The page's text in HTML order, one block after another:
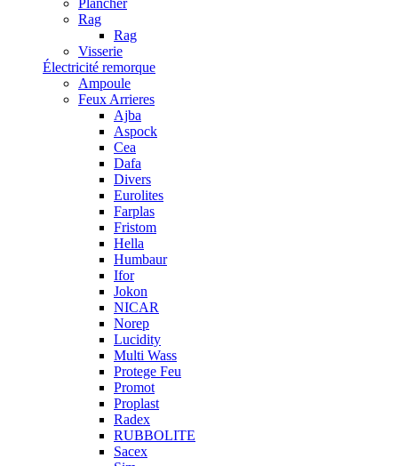
Plancher
Rag
Rag
Visserie
Électricité remorque
Ampoule
Feux Arrieres
Ajba
Aspock
Cea
Dafa
Divers
Eurolites
Farplas
Fristom
Hella
Humbaur
Ifor
Jokon
NICAR
Norep
Lucidity
Multi Wass
Protege Feu
Promot
Proplast
Radex
RUBBOLITE
Sacex